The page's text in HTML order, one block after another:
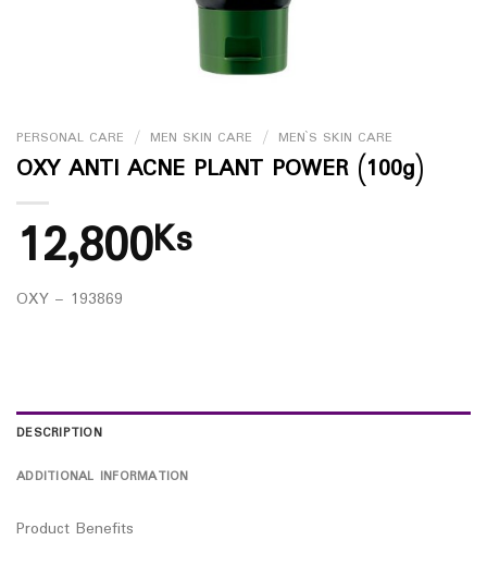
PERSONAL CARE / MEN SKIN CARE / MEN`S SKIN CARE
OXY ANTI ACNE PLANT POWER (100g)
12,800Ks
OXY – 193869
DESCRIPTION
ADDITIONAL INFORMATION
Product Benefits